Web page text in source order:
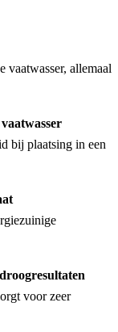
vaatwasser, allemaal
bij plaatsing in een
voor zeer